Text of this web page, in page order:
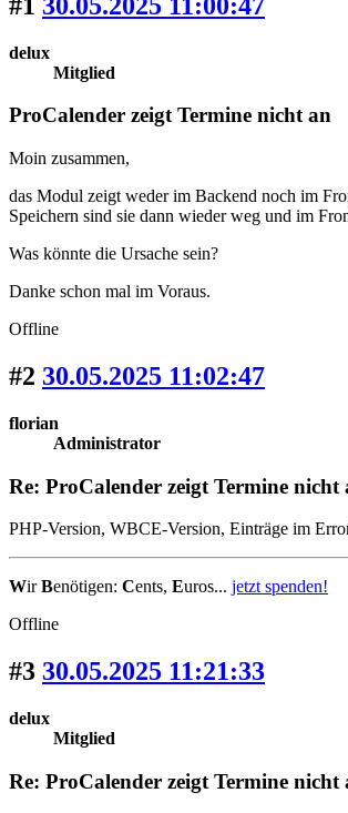
delux
Mitglied
ProCalender zeigt Termine nicht an
Moin zusammen,
das Modul zeigt weder im Backend noch im
Speichern sind sie dann wieder weg und im
Was könnte die Ursache sein?
Danke schon mal im Voraus.
Offline
#2 30.05.2025 11:02:47
florian
Administrator
Re: ProCalender zeigt Termine nicht
PHP-Version, WBCE-Version, Einträge im
WirBenötigen: Cents, Euros... jetzt spenden!
Offline
#3 30.05.2025 11:21:33
delux
Mitglied
Re: ProCalender zeigt Termine nicht